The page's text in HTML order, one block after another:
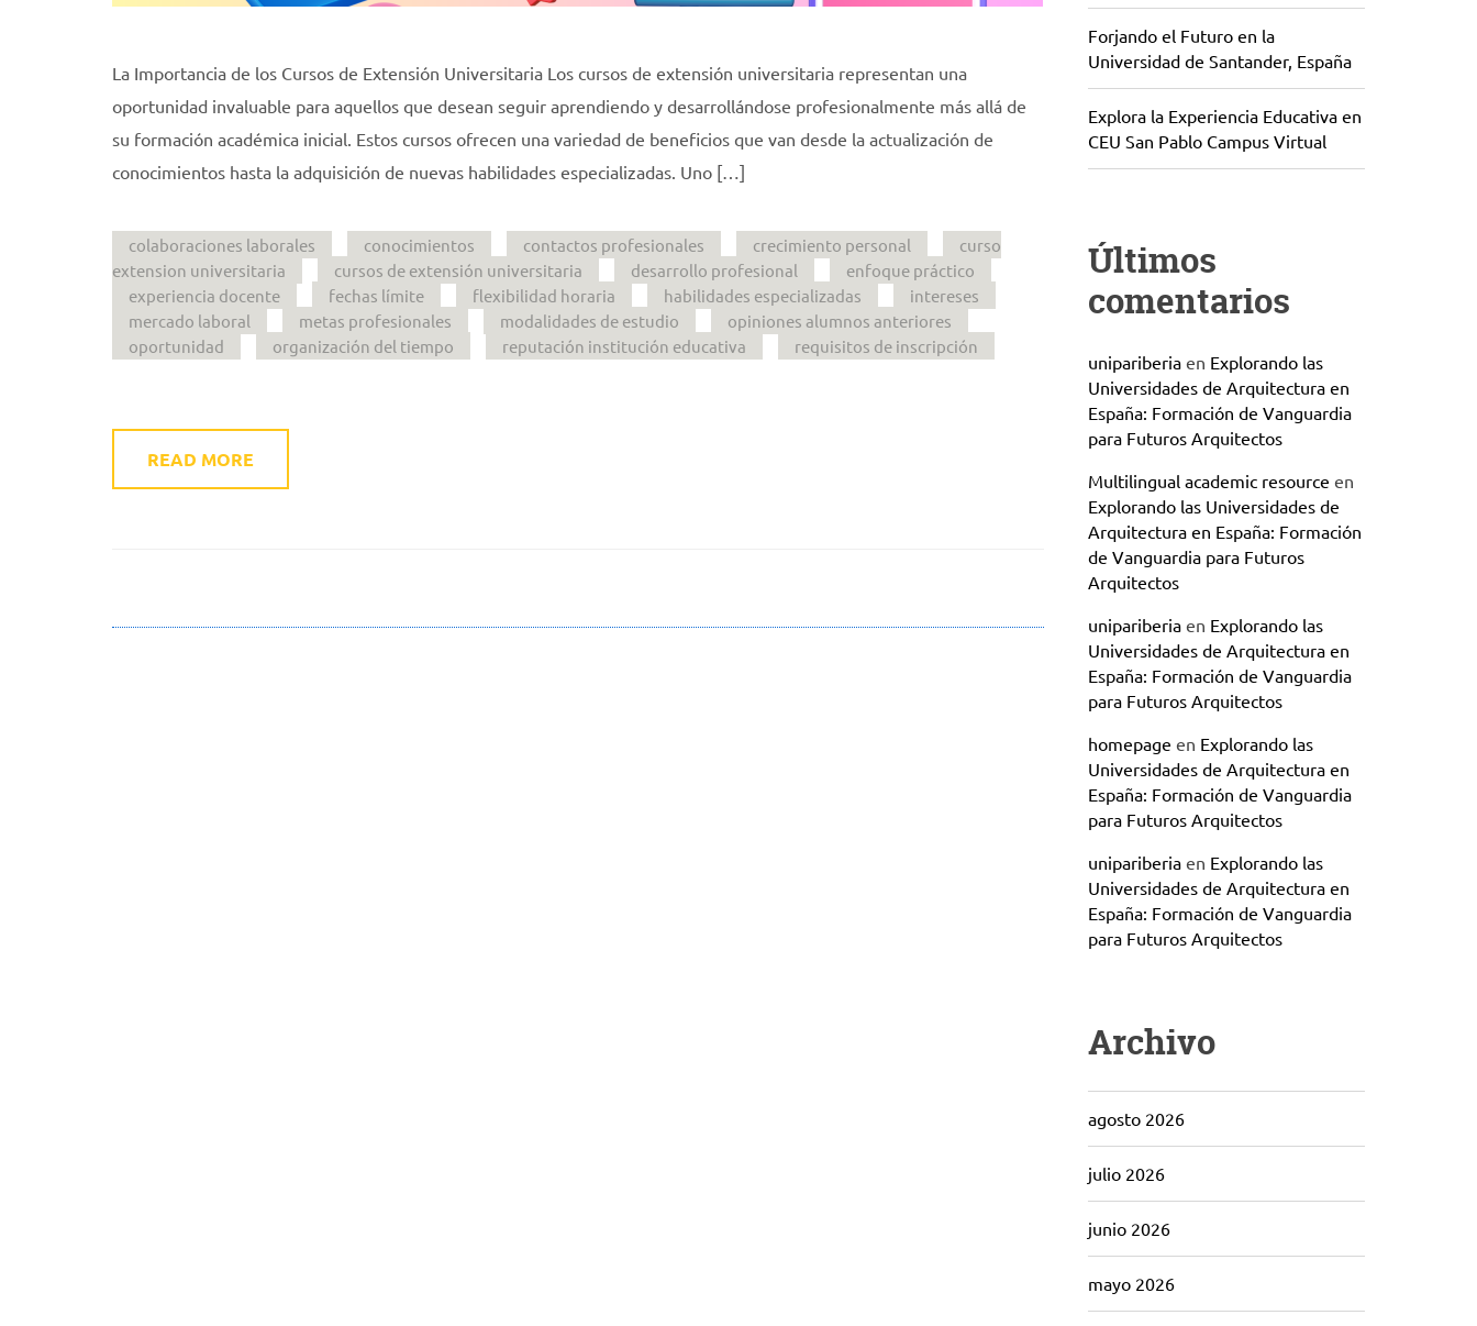
La Importancia de los Cursos de Extensión Universitaria Los cursos de extensión universitaria representan una
oportunidad invaluable para aquellos que desean seguir aprendiendo y desarrollándose profesionalmente más allá de
su formación académica inicial. Estos cursos ofrecen una variedad de beneficios que van desde la actualización de
conocimientos hasta la adquisición de nuevas habilidades especializadas. Uno […]
colaboraciones laborales conocimientos contactos profesionales crecimiento personal
curso
extension universitaria
cursos de extensión universitaria desarrollo profesional
enfoque práctico
experiencia docente
fechas límite flexibilidad horaria habilidades especializadas
intereses
mercado laboral
metas profesionales modalidades de estudio
opiniones alumnos anteriores
oportunidad
organización del tiempo reputación institución educativa requisitos de inscripción
READ MORE
Forjando el Futuro en la
Universidad de Santander, España
Explora la Experiencia Educativa en
CEU San Pablo Campus Virtual
Últimos
comentarios
unipariberiaen Explorando las
Universidades de Arquitectura en
España: Formación de Vanguardia
para Futuros Arquitectos
Multilingual academic resource en
Explorando las Universidades de
Arquitectura en España: Formación
de Vanguardia para Futuros
Arquitectos
unipariberiaen Explorando las
Universidades de Arquitectura en
España: Formación de Vanguardia
para Futuros Arquitectos
homepage en Explorando las
Universidades de Arquitectura en
España: Formación de Vanguardia
para Futuros Arquitectos
unipariberiaen Explorando las
Universidades de Arquitectura en
España: Formación de Vanguardia
para Futuros Arquitectos
Archivo
agosto 2026
julio 2026
junio 2026
mayo 2026